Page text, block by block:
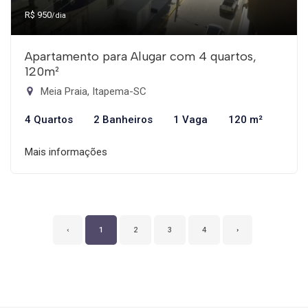
R$ 950/dia
Apartamento para Alugar com 4 quartos,
120m²
Meia Praia, Itapema-SC
4 Quartos 2 Banheiros 1 Vaga 120 m²
Mais informações
‹ 1 2 3 4 ›